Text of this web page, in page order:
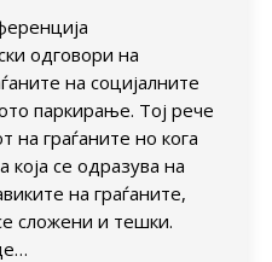
одговори на
на социјалните
паркирање. Тој рече
на граѓаните но кога
се одразува на
на граѓаните,
сложени и тешки.